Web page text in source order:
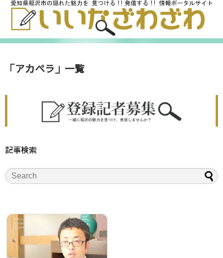
「アカペラ 」 一覧
記事検索